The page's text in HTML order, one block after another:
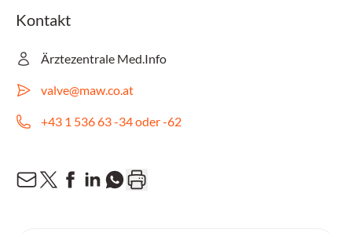
Kontakt
Ärztezentrale Med.Info
valve@maw.co.at
+43 1 536 63 -34 oder -62